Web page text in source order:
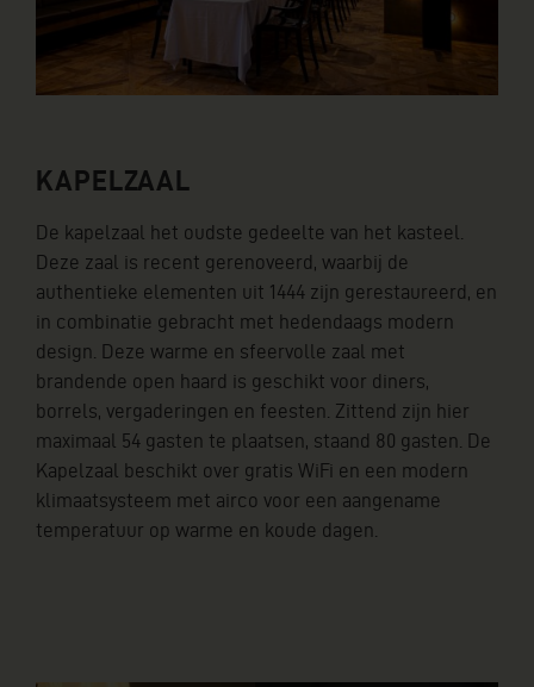
KAPELZAAL
De kapelzaal het oudste gedeelte van het kasteel.
Deze zaal is recent gerenoveerd, waarbij de
authentieke elementen uit 1444 zijn gerestaureerd, en
in combinatie gebracht met hedendaags modern
design. Deze warme en sfeervolle zaal met
brandende open haard is geschikt voor diners,
borrels, vergaderingen en feesten. Zittend zijn hier
maximaal 54 gasten te plaatsen, staand 80 gasten. De
Kapelzaal beschikt over gratis WiFi en een modern
klimaatsysteem met airco voor een aangename
temperatuur op warme en koude dagen.